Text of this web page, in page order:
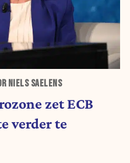
NIELS SAELENS
zet ECB
verder te